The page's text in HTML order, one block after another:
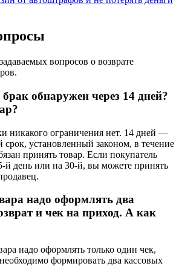
вопросов о возврате
обнаружен через 14 дней?
никакого ограничения нет. 14 дней —
срок, установленный законом, в течение
принять товар. Если покупатель
й день или на 30-й, вы можете принять
надо оформлять два
и чек на приход. А как
надо оформлять только один чек,
формировать два кассовых